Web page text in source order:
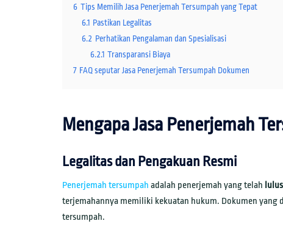
6 Tips Memilih Jasa Penerjemah Tersumpah yang Tepat
6.1 Pastikan Legalitas
6.2 Perhatikan Pengalaman dan Spesialisasi
6.2.1 Transparansi Biaya
7 FAQ seputar Jasa Penerjemah Tersumpah Dokumen
Mengapa Jasa Penerjemah
Legalitas dan Pengakuan Resmi
Penerjemah tersumpah adalah penerjemah yang telah
terjemahannya memiliki kekuatan hukum. Dokumen
tersumpah.